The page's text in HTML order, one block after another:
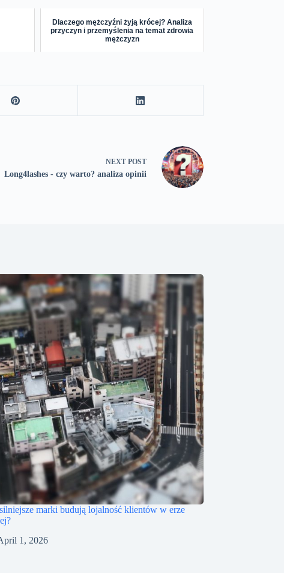
Dlaczego mężczyźni żyją krócej? Analiza
przyczyn i przemyślenia na temat zdrowia
mężczyzn
NEXT POST
Long4lashes - czy warto? analiza opinii
marki budują lojalność klientów w erze
1, 2026